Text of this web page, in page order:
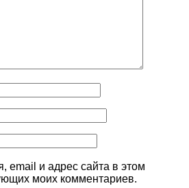
email и адрес сайта в этом
моих комментариев.